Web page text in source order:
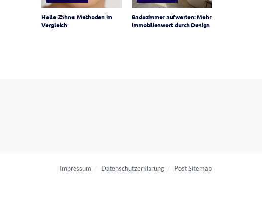
Helle Zähne: Methoden im
Vergleich
Badezimmer aufwerten: Mehr
Immobilienwert durch Design
Impressum Datenschutzerklärung Post Sitemap